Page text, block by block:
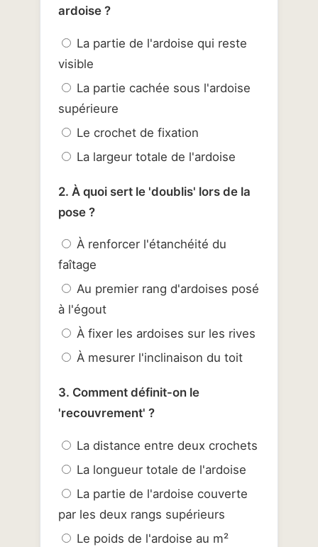
ardoise ?
La partie de l'ardoise qui reste
visible
La partie cachée sous l'ardoise
supérieure
Le crochet de fixation
La largeur totale de l'ardoise
2. À quoi sert le 'doublis' lors de la
pose ?
À renforcer l'étanchéité du
faîtage
Au premier rang d'ardoises posé
à l'égout
À fixer les ardoises sur les rives
À mesurer l'inclinaison du toit
3. Comment définit-on le
'recouvrement' ?
La distance entre deux crochets
La longueur totale de l'ardoise
La partie de l'ardoise couverte
par les deux rangs supérieurs
Le poids de l'ardoise au m²